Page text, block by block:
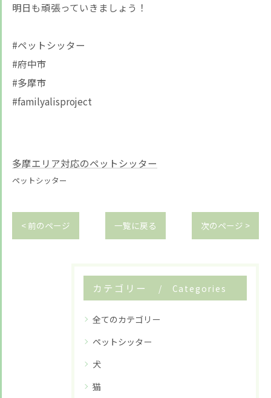
明日も頑張っていきましょう！
#ペットシッター
#府中市
#多摩市
#familyalisproject
多摩エリア対応のペットシッター
ペットシッター
< 前のページ 一覧に戻る 次のページ >
カテゴリー Categories
全てのカテゴリー
ペットシッター
犬
猫